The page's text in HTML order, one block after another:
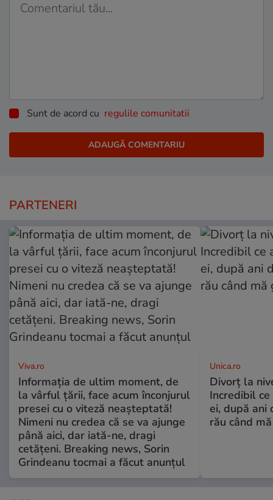
Sunt de acord cu regulile comunitatii
PARTENERI
Viva.ro
Informația de ultim moment, de
la vârful țării, face acum înconjurul
presei cu o viteză neașteptată!
Nimeni nu credea că se va ajunge
până aici, dar iată-ne, dragi
cetățeni. Breaking news, Sorin
Grindeanu tocmai a făcut anunțul
Unica.ro
Divorț la
Incredibil
ei, după ani
rău când